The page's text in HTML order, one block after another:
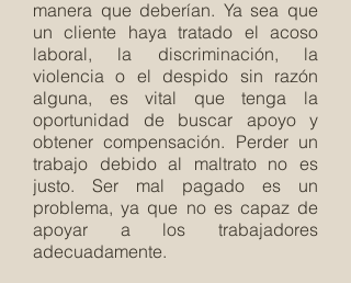
manera que deberían. Ya sea que
un cliente haya tratado el acoso
laboral, la discriminación, la
violencia o el despido sin razón
alguna, es vital que tenga la
oportunidad de buscar apoyo y
obtener compensación. Perder un
trabajo debido al maltrato no es
justo. Ser mal pagado es un
problema, ya que no es capaz de
apoyar a los trabajadores
adecuadamente.